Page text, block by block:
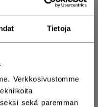
Tietoja
Verkkosivustomme
sekä paremman
palautus